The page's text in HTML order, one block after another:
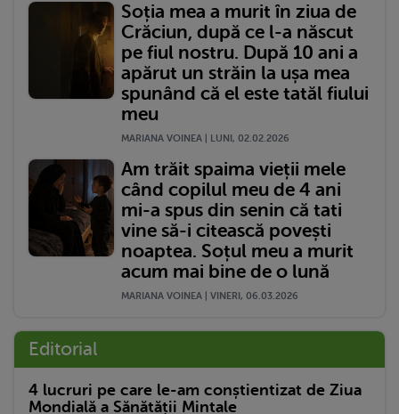
Soția mea a murit în ziua de
Crăciun, după ce l-a născut
pe fiul nostru. După 10 ani a
apărut un străin la ușa mea
spunând că el este tatăl fiului
meu
MARIANA VOINEA | LUNI, 02.02.2026
Am trăit spaima vieții mele
când copilul meu de 4 ani
mi-a spus din senin că tati
vine să-i citească povești
noaptea. Soțul meu a murit
acum mai bine de o lună
MARIANA VOINEA | VINERI, 06.03.2026
Editorial
4 lucruri pe care le-am conștientizat de Ziua
Mondială a Sănătății Mintale